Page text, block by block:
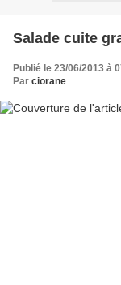
Salade cuite
Publié le 23/06/2013 à
Par ciorane